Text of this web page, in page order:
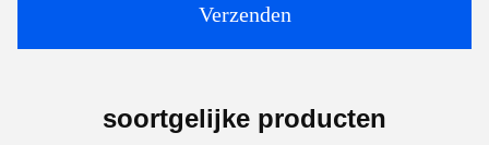
Verzenden
soortgelijke producten